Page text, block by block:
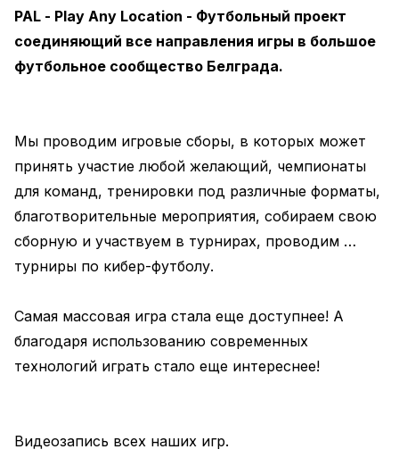
PAL - Play Any Location - Футбольный проект
соединяющий все направления игры в большое
футбольное сообщество Белграда.
Мы проводим игровые сборы, в которых может
принять участие любой желающий, чемпионаты
для команд, тренировки под различные форматы,
благотворительные мероприятия, собираем свою
сборную и участвуем в турнирах, проводим
турниры по кибер-футболу.
Самая массовая игра стала еще доступнее! А
благодаря использованию современных
технологий играть стало еще интереснее!
Видеозапись всех наших игр.